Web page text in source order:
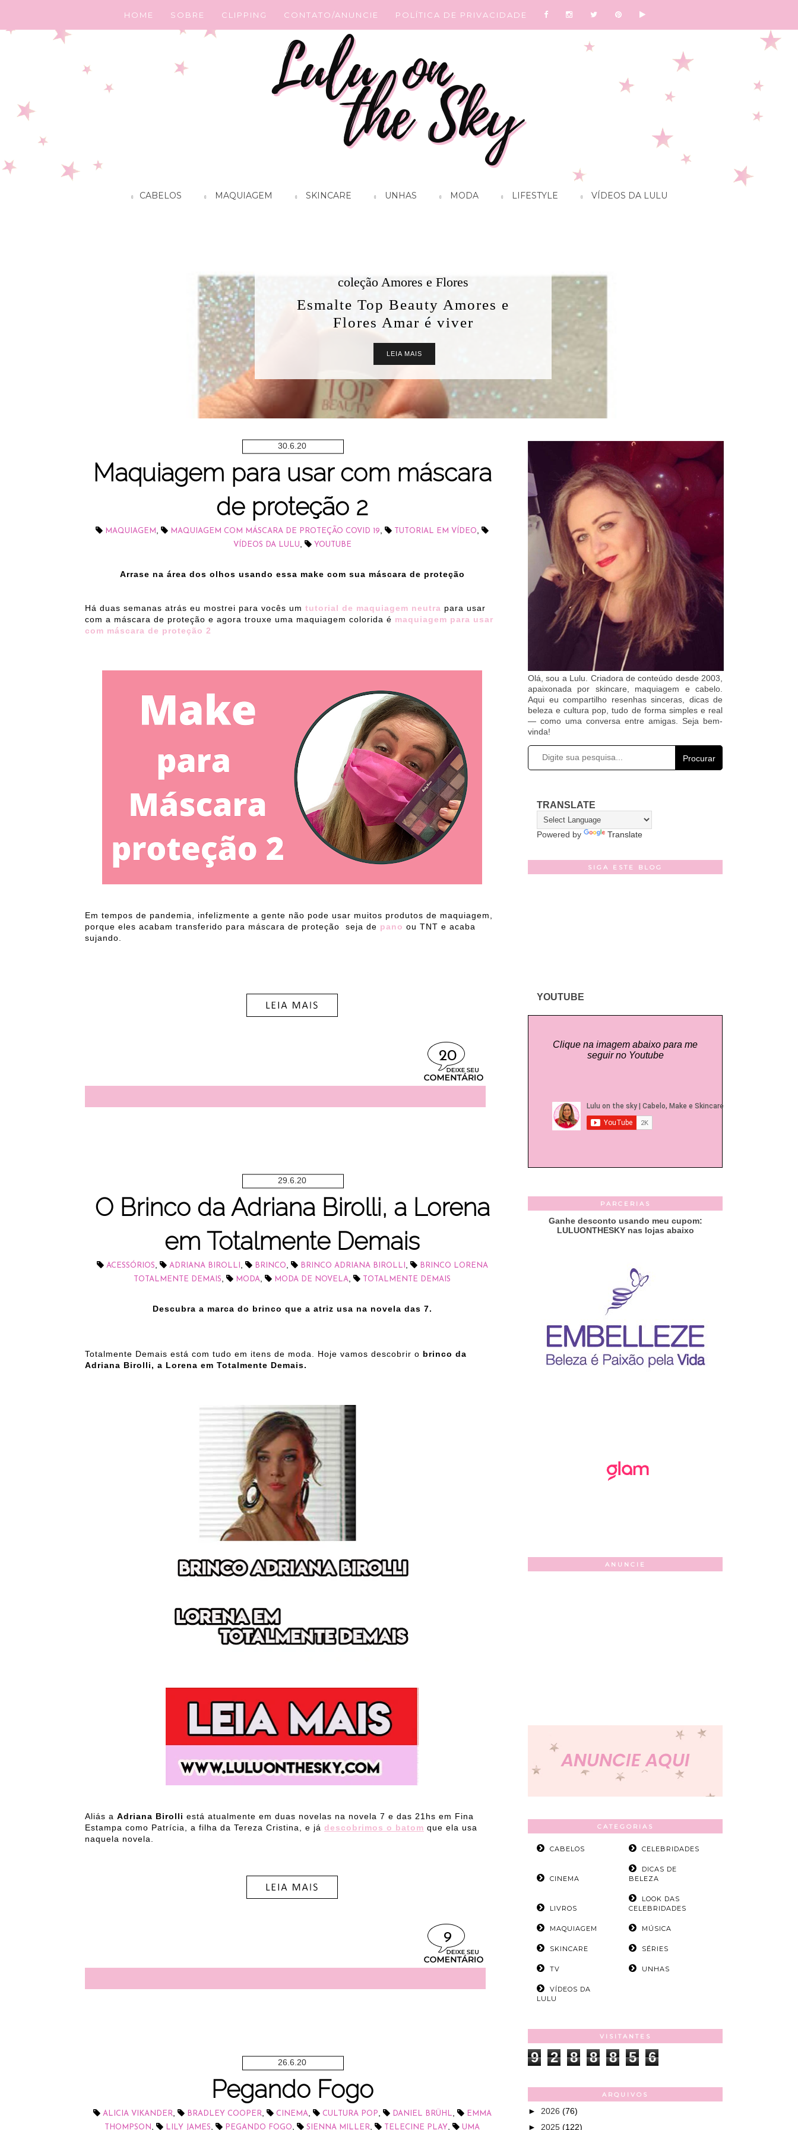
HOME SOBRE CLIPPING CONTATO/ANUNCIE POLÍTICA DE PRIVACIDADE
CABELOS MAQUIAGEM SKINCARE UNHAS MODA LIFESTYLE VÍDEOS DA LULU
coleção Amores e Flores
Esmalte Top Beauty Amores e
Flores Amar é viver
LEIA MAIS
30.6.20
Maquiagem para usar com máscara
de proteção 2
MAQUIAGEM MAQUIAGEM COM MÁSCARA DE PROTEÇÃO COVID 19 TUTORIAL EM VÍDEO
VÍDEOS DA LULU YOUTUBE
Arrase na área dos olhos usando essa make com sua máscara de proteção
Há duas semanas atrás eu mostrei para vocês um tutorial de maquiagem neutra para usar
com a máscara de proteção e agora trouxe uma maquiagem colorida é maquiagem para usar
com máscara de proteção 2
Em tempos de pandemia, infelizmente a gente não pode usar muitos produtos de maquiagem,
porque eles acabam transferido para máscara de proteção seja de pano ou TNT e acaba
sujando.
20
29.6.20
O Brinco da Adriana Birolli, a Lorena
em Totalmente Demais
ACESSÓRIOS ADRIANA BIROLLI BRINCO BRINCO ADRIANA BIROLLI
BRINCO LORENA
TOTALMENTE DEMAIS
MODA MODA DE NOVELA TOTALMENTE DEMAIS
Descubra a marca do brinco que a atriz usa na novela das 7.
Totalmente Demais está com tudo em itens de moda. Hoje vamos descobrir o brinco da
Adriana Birolli, a Lorena em Totalmente Demais.
Aliás a Adriana Birolli está atualmente em duas novelas na novela 7 e das 21hs em Fina
Estampa como Patrícia, a filha da Tereza Cristina, e já descobrimos o batom que ela usa
naquela novela.
9
26.6.20
Pegando Fogo
ALICIA VIKANDER BRADLEY COOPER CINEMA CULTURA POP DANIEL BRÜHL
EMMA
THOMPSON
LILY JAMES PEGANDO FOGO SIENNA MILLER TELECINE PLAY UMA
Olá, sou a Lulu. Criadora de conteúdo desde 2003,
apaixonada por skincare, maquiagem e cabelo.
Aqui eu compartilho resenhas sinceras, dicas de
beleza e cultura pop, tudo de forma simples e real
— como uma conversa entre amigas. Seja bem-
vinda!
Procurar
TRANSLATE
Powered by Translate
SIGA ESTE BLOG
YOUTUBE
Clique na imagem abaixo para me
seguir no Youtube
PARCERIAS
Ganhe desconto usando meu cupom:
LULUONTHESKY nas lojas abaixo
ANUNCIE
CATEGORIAS
CABELOS CELEBRIDADES
CINEMA
DICAS DE
BELEZA
LIVROS
LOOK DAS
CELEBRIDADES
MAQUIAGEM MÚSICA
SKINCARE SÉRIES
TV UNHAS
VÍDEOS DA
LULU
VISITANTES
9 2 8 8 8 5 6
ARQUIVOS
► 2026 (76)
► 2025 (122)